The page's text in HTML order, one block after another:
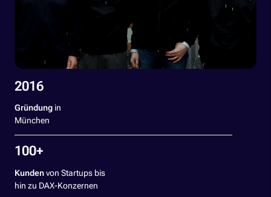
2016
Gründung in
München
100+
Kundenvon Startups bis
hin zu DAX-Konzernen